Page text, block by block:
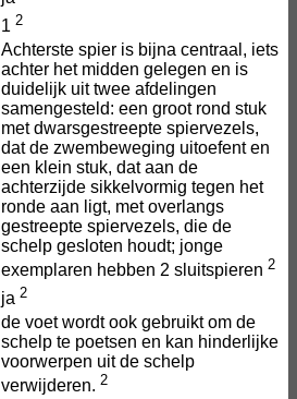
1 2
Achterste spier is bijna centraal, iets
achter het midden gelegen en is
duidelijk uit twee afdelingen
samengesteld: een groot rond stuk
met dwarsgestreepte spiervezels,
dat de zwembeweging uitoefent en
een klein stuk, dat aan de
achterzijde sikkelvormig tegen het
ronde aan ligt, met overlangs
gestreepte spiervezels, die de
schelp gesloten houdt; jonge
exemplaren hebben 2 sluitspieren 2
ja 2
de voet wordt ook gebruikt om de
schelp te poetsen en kan hinderlijke
voorwerpen uit de schelp
verwijderen. 2